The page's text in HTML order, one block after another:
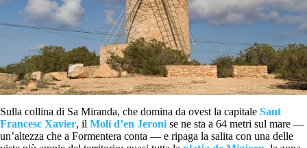
Sulla collina di Sa Miranda, che domina da ovest la capitale Sant
Francesc Xavier, il Molí d’en Jeroni se ne sta a 64 metri sul mare —
un’altezza che a Formentera conta — e ripaga la salita con una delle